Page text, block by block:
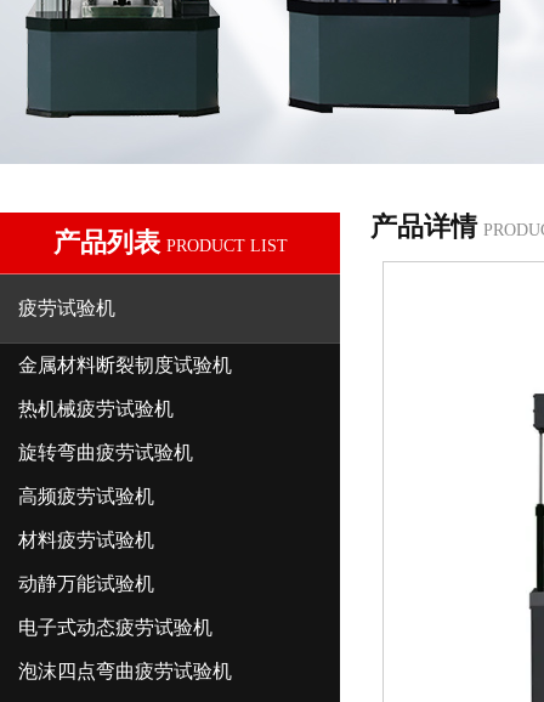
产品列表 PRODUCT LIST
疲劳试验机
金属材料断裂韧度试验机
热机械疲劳试验机
旋转弯曲疲劳试验机
高频疲劳试验机
材料疲劳试验机
动静万能试验机
电子式动态疲劳试验机
泡沫四点弯曲疲劳试验机
产品详情